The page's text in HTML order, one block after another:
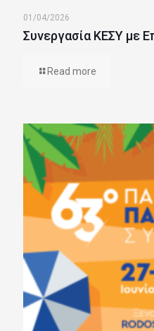
01/04/2026
Συνεργασία ΚΕΣΥ με
Read more